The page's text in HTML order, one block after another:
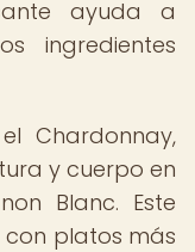
ayuda a
ingredientes
Chardonnay,
y cuerpo en
Blanc. Este
platos más